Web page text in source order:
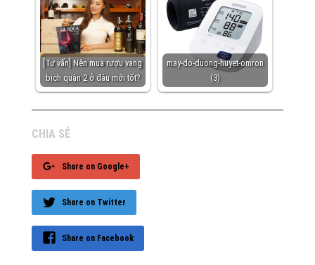
[Tư vấn] Nên mua rượu vang
bịch quận 2 ở đâu mới tốt?
may-do-duong-huyet-omron
(3)
CHIA SẺ
Share on Google+
Share on Twitter
Share on Facebook